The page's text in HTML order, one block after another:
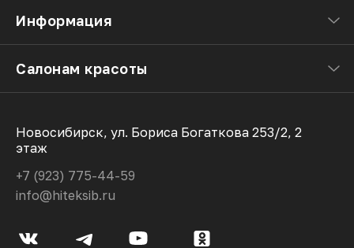
Информация
Салонам красоты
Новосибирск, ул. Бориса Богаткова 253/2, 2
этаж
+7 (923) 775-44-59
info@hiteksib.ru